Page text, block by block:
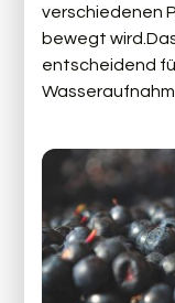
verschiedenen
bewegt
entscheidend